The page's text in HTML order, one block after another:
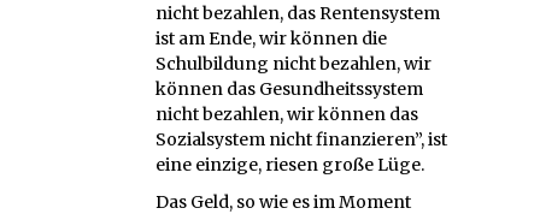
nicht bezahlen, das Rentensystem
ist am Ende, wir können die
Schulbildung nicht bezahlen, wir
können das Gesundheitssystem
nicht bezahlen, wir können das
Sozialsystem nicht finanzieren”, ist
eine einzige, riesen große Lüge.
Das Geld, so wie es im Moment